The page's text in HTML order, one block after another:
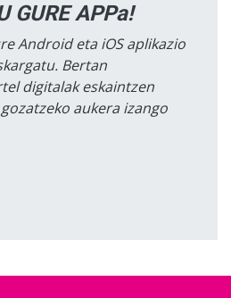
GURE APPa!
Android eta iOS aplikazio
Bertan
digitalak eskaintzen
aukera izango